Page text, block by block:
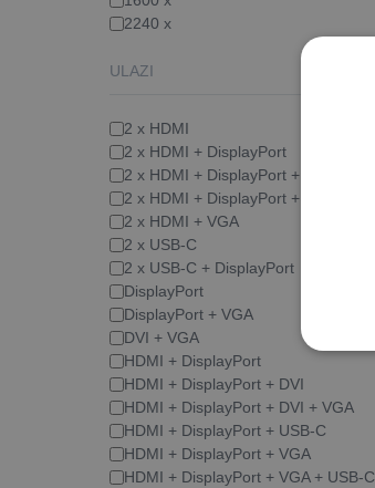
2240 x
ULAZI
2 x HDMI
2 x HDMI + DisplayPort
2 x HDMI + DisplayPort + USB-C
2 x HDMI + DisplayPort + VGA
2 x HDMI + VGA
2 x USB-C
2 x USB-C + DisplayPort
DisplayPort
DisplayPort + VGA
DVI + VGA
HDMI + DisplayPort
HDMI + DisplayPort + DVI
HDMI + DisplayPort + DVI + VGA
HDMI + DisplayPort + USB-C
HDMI + DisplayPort + VGA
HDMI + DisplayPort + VGA + USB-C